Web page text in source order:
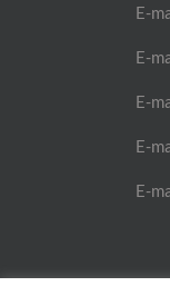
E-
E-
E-
E-
E-